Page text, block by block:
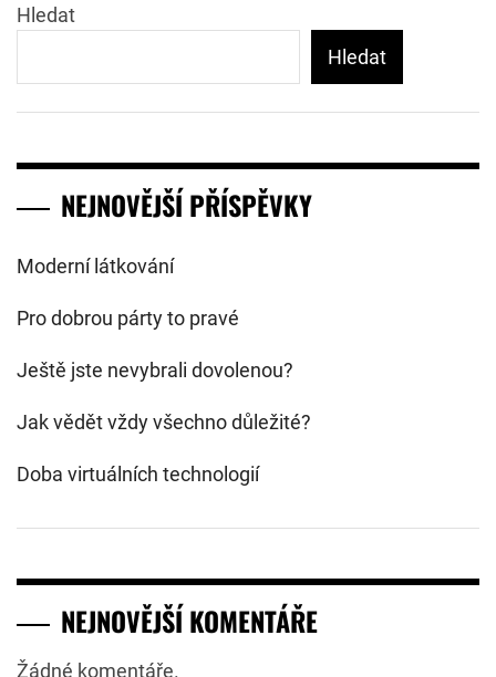
Hledat
Hledat
NEJNOVĚJŠÍ PŘÍSPĚVKY
Moderní látkování
Pro dobrou párty to pravé
Ještě jste nevybrali dovolenou?
Jak vědět vždy všechno důležité?
Doba virtuálních technologií
NEJNOVĚJŠÍ KOMENTÁŘE
Žádné komentáře.